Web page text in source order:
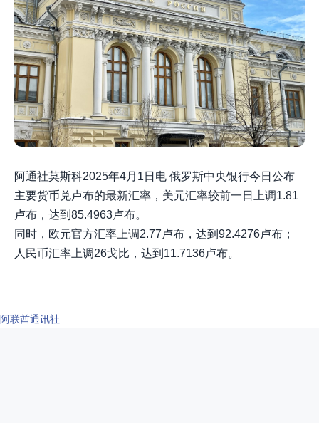
阿通社莫斯科2025年4月1日电 俄罗斯中央银行今日公布
主要货币兑卢布的最新汇率，美元汇率较前一日上调1.81
卢布，达到85.4963卢布。
同时，欧元官方汇率上调2.77卢布，达到92.4276卢布；
人民币汇率上调26戈比，达到11.7136卢布。
阿联酋通讯社